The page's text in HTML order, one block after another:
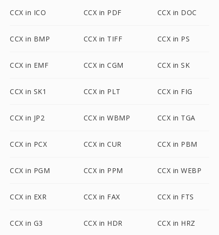
CCX in ICO CCX in PDF CCX in DOC
CCX in BMP CCX in TIFF CCX in PS
CCX in EMF CCX in CGM CCX in SK
CCX in SK1 CCX in PLT CCX in FIG
CCX in JP2 CCX in WBMP CCX in TGA
CCX in PCX CCX in CUR CCX in PBM
CCX in PGM CCX in PPM CCX in WEBP
CCX in EXR CCX in FAX CCX in FTS
CCX in G3 CCX in HDR CCX in HRZ